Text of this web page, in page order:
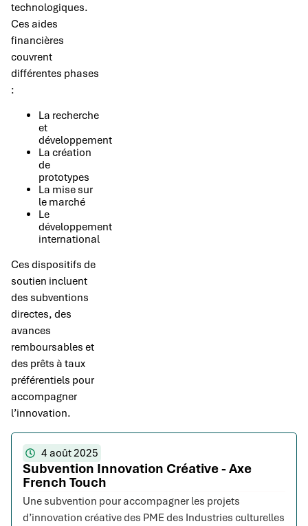
technologiques.
Ces aides
financières
couvrent
différentes phases
:
La recherche
et
développement
La création
de
prototypes
La mise sur
le marché
Le
développement
international
Ces dispositifs de
soutien incluent
des subventions
directes, des
avances
remboursables et
des prêts à taux
préférentiels pour
accompagner
l’innovation.
4 août 2025
Subvention Innovation Créative - Axe
French Touch
Une subvention pour accompagner les projets
d’innovation créative des PME des Industries culturelles